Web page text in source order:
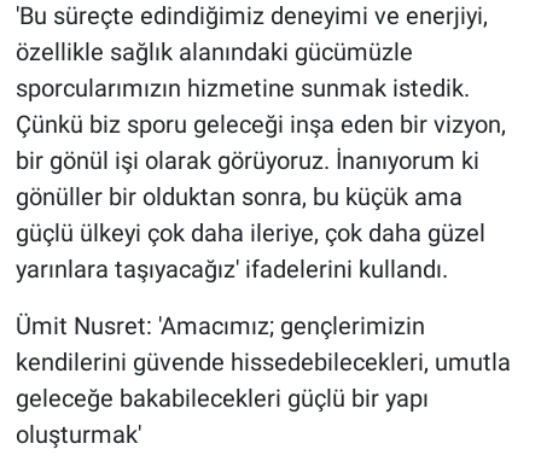
'Bu süreçte edindiğimiz deneyimi ve enerjiyi,
özellikle sağlık alanındaki gücümüzle
sporcularımızın hizmetine sunmak istedik.
Çünkü biz sporu geleceği inşa eden bir vizyon,
bir gönül işi olarak görüyoruz. İnanıyorum ki
gönüller bir olduktan sonra, bu küçük ama
güçlü ülkeyi çok daha ileriye, çok daha güzel
yarınlara taşıyacağız' ifadelerini kullandı.
Ümit Nusret: 'Amacımız; gençlerimizin
kendilerini güvende hissedebilecekleri, umutla
geleceğe bakabilecekleri güçlü bir yapı
oluşturmak'